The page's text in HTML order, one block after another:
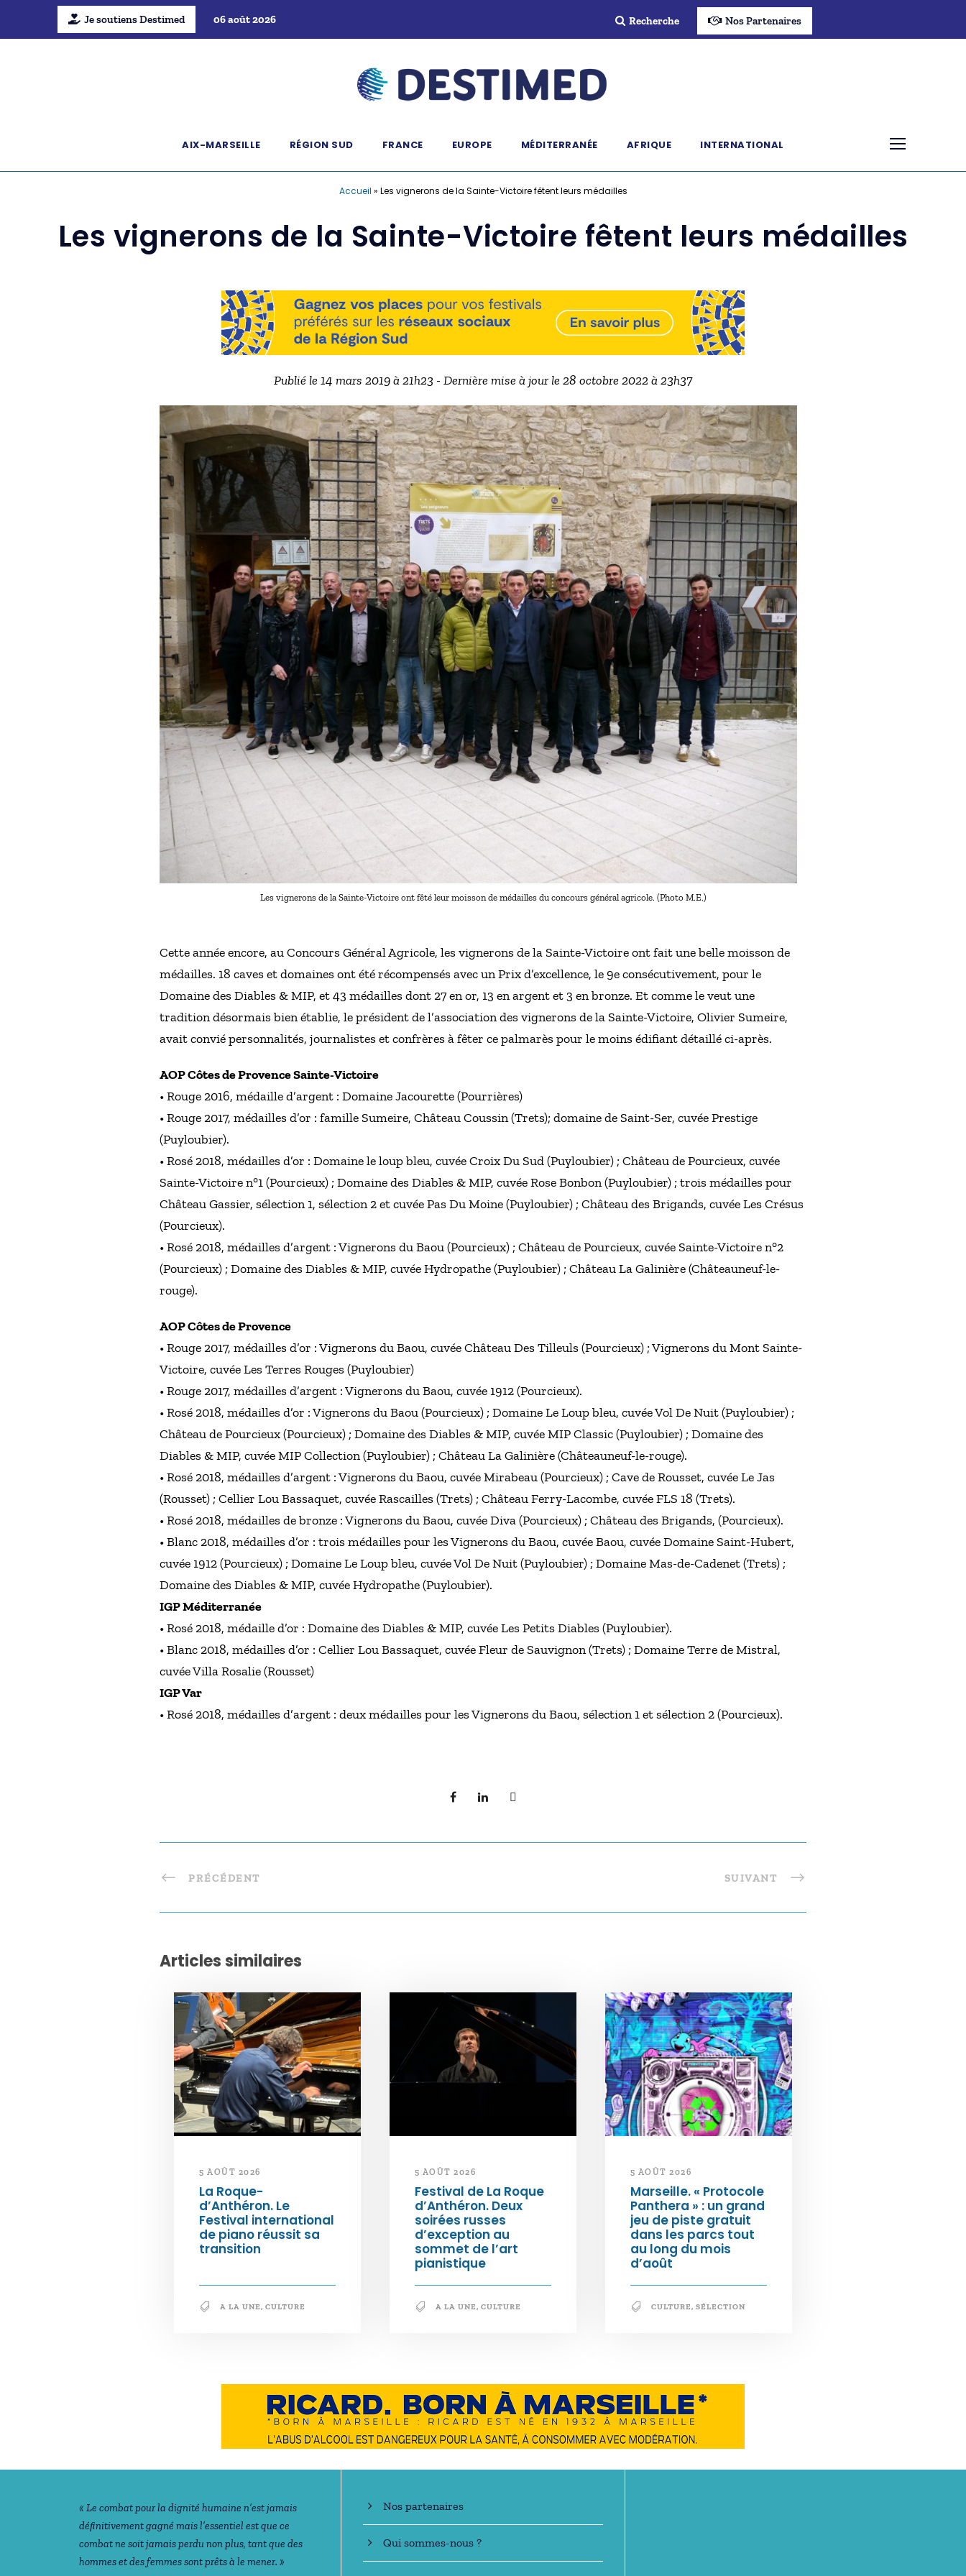
Je soutiens Destimed 06 août 2026 Recherche Nos Partenaires
AIX-MARSEILLE RÉGION SUD FRANCE EUROPE MÉDITERRANÉE AFRIQUE INTERNATIONAL
Accueil » Les vignerons de la Sainte-Victoire fêtent leurs médailles
Les vignerons de la Sainte-Victoire fêtent leurs médailles
Publié le 14 mars 2019 à 21h23 - Dernière mise à jour le 28 octobre 2022 à 23h37
Les vignerons de la Sainte-Victoire ont fêté leur moisson de médailles du concours général agricole. (Photo M.E.)
Cette année encore, au Concours Général Agricole, les vignerons de la Sainte-Victoire ont fait une belle moisson de
médailles. 18 caves et domaines ont été récompensés avec un Prix d’excellence, le 9e consécutivement, pour le
Domaine des Diables & MIP, et 43 médailles dont 27 en or, 13 en argent et 3 en bronze. Et comme le veut une
tradition désormais bien établie, le président de l’association des vignerons de la Sainte-Victoire, Olivier Sumeire,
avait convié personnalités, journalistes et confrères à fêter ce palmarès pour le moins édifiant détaillé ci-après.
AOP Côtes de Provence Sainte-Victoire
• Rouge 2016, médaille d’argent : Domaine Jacourette (Pourrières)
• Rouge 2017, médailles d’or : famille Sumeire, Château Coussin (Trets); domaine de Saint-Ser, cuvée Prestige
(Puyloubier).
• Rosé 2018, médailles d’or : Domaine le loup bleu, cuvée Croix Du Sud (Puyloubier) ; Château de Pourcieux, cuvée
Sainte-Victoire n°1 (Pourcieux) ; Domaine des Diables & MIP, cuvée Rose Bonbon (Puyloubier) ; trois médailles pour
Château Gassier, sélection 1, sélection 2 et cuvée Pas Du Moine (Puyloubier) ; Château des Brigands, cuvée Les Crésus
(Pourcieux).
• Rosé 2018, médailles d’argent : Vignerons du Baou (Pourcieux) ; Château de Pourcieux, cuvée Sainte-Victoire n°2
(Pourcieux) ; Domaine des Diables & MIP, cuvée Hydropathe (Puyloubier) ; Château La Galinière (Châteauneuf-le-
rouge).
AOP Côtes de Provence
• Rouge 2017, médailles d’or : Vignerons du Baou, cuvée Château Des Tilleuls (Pourcieux) ; Vignerons du Mont Sainte-
Victoire, cuvée Les Terres Rouges (Puyloubier)
• Rouge 2017, médailles d’argent : Vignerons du Baou, cuvée 1912 (Pourcieux).
• Rosé 2018, médailles d’or : Vignerons du Baou (Pourcieux) ; Domaine Le Loup bleu, cuvée Vol De Nuit (Puyloubier) ;
Château de Pourcieux (Pourcieux) ; Domaine des Diables & MIP, cuvée MIP Classic (Puyloubier) ; Domaine des
Diables & MIP, cuvée MIP Collection (Puyloubier) ; Château La Galinière (Châteauneuf-le-rouge).
• Rosé 2018, médailles d’argent : Vignerons du Baou, cuvée Mirabeau (Pourcieux) ; Cave de Rousset, cuvée Le Jas
(Rousset) ; Cellier Lou Bassaquet, cuvée Rascailles (Trets) ; Château Ferry-Lacombe, cuvée FLS 18 (Trets).
• Rosé 2018, médailles de bronze : Vignerons du Baou, cuvée Diva (Pourcieux) ; Château des Brigands, (Pourcieux).
• Blanc 2018, médailles d’or : trois médailles pour les Vignerons du Baou, cuvée Baou, cuvée Domaine Saint-Hubert,
cuvée 1912 (Pourcieux) ; Domaine Le Loup bleu, cuvée Vol De Nuit (Puyloubier) ; Domaine Mas-de-Cadenet (Trets) ;
Domaine des Diables & MIP, cuvée Hydropathe (Puyloubier).
IGP Méditerranée
• Rosé 2018, médaille d’or : Domaine des Diables & MIP, cuvée Les Petits Diables (Puyloubier).
• Blanc 2018, médailles d’or : Cellier Lou Bassaquet, cuvée Fleur de Sauvignon (Trets) ; Domaine Terre de Mistral,
cuvée Villa Rosalie (Rousset)
IGP Var
• Rosé 2018, médailles d’argent : deux médailles pour les Vignerons du Baou, sélection 1 et sélection 2 (Pourcieux).
PRÉCÉDENT SUIVANT
Articles similaires
5 AOÛT 2026
La Roque-
d’Anthéron. Le
Festival international
de piano réussit sa
transition
A LA UNE, CULTURE
5 AOÛT 2026
Festival de La Roque
d’Anthéron. Deux
soirées russes
d’exception au
sommet de l’art
pianistique
A LA UNE, CULTURE
5 AOÛT 2026
Marseille. « Protocole
Panthera » : un grand
jeu de piste gratuit
dans les parcs tout
au long du mois
d’août
CULTURE, SÉLECTION
Notre philosophie
« Le combat pour la dignité humaine n’est jamais
déﬁnitivement gagné mais l’essentiel est que ce
combat ne soit jamais perdu non plus, tant que des
hommes et des femmes sont prêts à le mener. »
En savoir +
Nos partenaires
Qui sommes-nous ?